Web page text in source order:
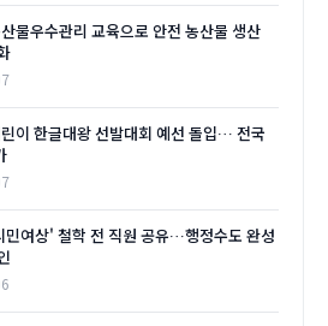
물우수관리 교육으로 안전 농산물 생산
이 한글대왕 선발대회 예선 돌입… 전국
민여상' 철학 전 직원 공유…행정수도 완성